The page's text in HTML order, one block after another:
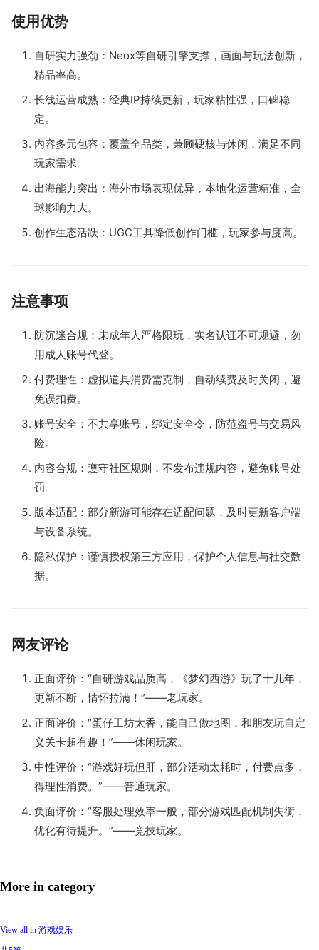
使用优势
自研实力强劲：Neox等自研引擎支撑，画面与玩法创新，
精品率高。
长线运营成熟：经典IP持续更新，玩家粘性强，口碑稳
定。
内容多元包容：覆盖全品类，兼顾硬核与休闲，满足不同
玩家需求。
出海能力突出：海外市场表现优异，本地化运营精准，全
球影响力大。
创作生态活跃：UGC工具降低创作门槛，玩家参与度高。
注意事项
防沉迷合规：未成年人严格限玩，实名认证不可规避，勿
用成人账号代登。
付费理性：虚拟道具消费需克制，自动续费及时关闭，避
免误扣费。
账号安全：不共享账号，绑定安全令，防范盗号与交易风
险。
内容合规：遵守社区规则，不发布违规内容，避免账号处
罚。
版本适配：部分新游可能存在适配问题，及时更新客户端
与设备系统。
隐私保护：谨慎授权第三方应用，保护个人信息与社交数
据。
网友评论
正面评价：“自研游戏品质高，《梦幻西游》玩了十几年，
更新不断，情怀拉满！”——老玩家。
正面评价：“蛋仔工坊太香，能自己做地图，和朋友玩自定
义关卡超有趣！”——休闲玩家。
中性评价：“游戏好玩但肝，部分活动太耗时，付费点多，
得理性消费。”——普通玩家。
负面评价：“客服处理效率一般，部分游戏匹配机制失衡，
优化有待提升。”——竞技玩家。
More in category
View all in 游戏娱乐